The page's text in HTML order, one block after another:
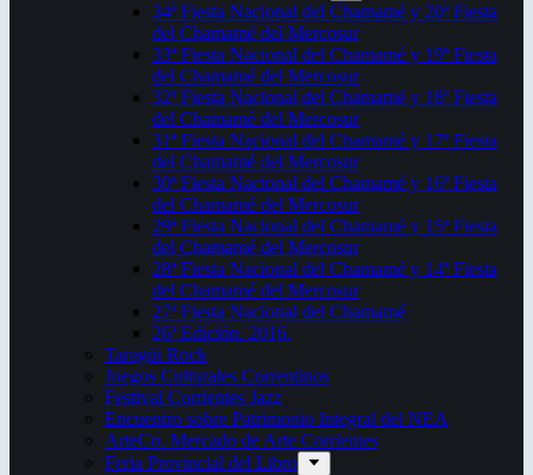
34ª Fiesta Nacional del Chamamé y 20ª Fiesta
del Chamamé del Mercosur
33ª Fiesta Nacional del Chamamé y 19ª Fiesta
del Chamamé del Mercosur
32ª Fiesta Nacional del Chamamé y 18ª Fiesta
del Chamamé del Mercosur
31ª Fiesta Nacional del Chamamé y 17ª Fiesta
del Chamamé del Mercosur
30ª Fiesta Nacional del Chamamé y 16ª Fiesta
del Chamamé del Mercosur
29ª Fiesta Nacional del Chamamé y 15ª Fiesta
del Chamamé del Mercosur
28ª Fiesta Nacional del Chamamé y 14ª Fiesta
del Chamamé del Mercosur
27ª Fiesta Nacional del Chamamé
26ª Edición. 2016.
Taragüi Rock
Juegos Culturales Correntinos
Festival Corrientes Jazz
Encuentro sobre Patrimonio Integral del NEA
ArteCo. Mercado de Arte Corrientes
Feria Provincial del Libro